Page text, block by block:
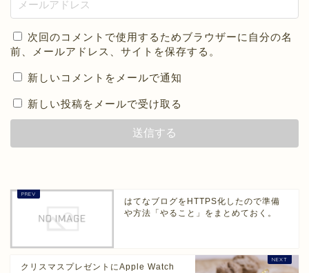
次回のコメントで使用するためブラウザーに自分の名
前、メールアドレス、サイトを保存する。
新しいコメントをメールで通知
新しい投稿をメールで受け取る
はてなブログをHTTPS化したので準備
や方法「やること」をまとめておく。
クリスマスプレゼントにApple Watch